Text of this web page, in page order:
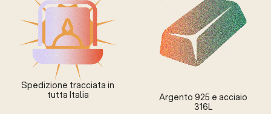
Spedizione tracciata in
tutta Italia
Argento 925 e acciaio
316L